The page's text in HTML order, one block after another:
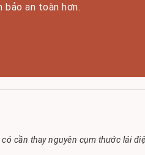
bảo an toàn hơn.
cần thay nguyên cụm thước lái